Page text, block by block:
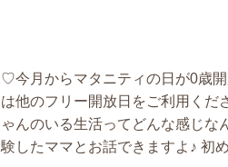
♡今月からマタニティの日が0歳
は他のフリー開放日をご利用くだ
ゃんのいる生活ってどんな感じな
験したママとお話できますよ♪ 初